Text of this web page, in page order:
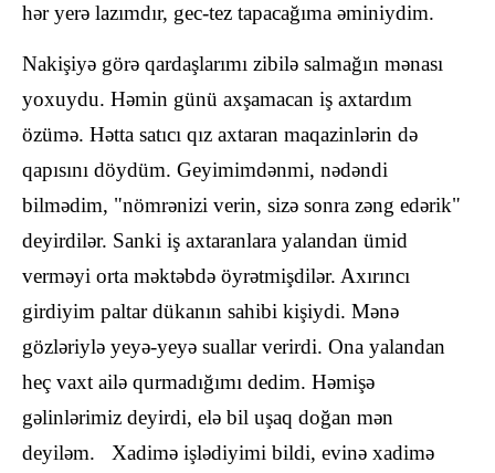
hər yerə lazımdır, gec-tez tapacağıma əminiydim.
Nakişiyə görə qardaşlarımı zibilə salmağın mənası
yoxuydu. Həmin günü axşamacan iş axtardım
özümə. Hətta satıcı qız axtaran maqazinlərin də
qapısını döydüm. Geyimimdənmi, nədəndi
bilmədim, "nömrənizi verin, sizə sonra zəng edərik"
deyirdilər. Sanki iş axtaranlara yalandan ümid
verməyi orta məktəbdə öyrətmişdilər. Axırıncı
girdiyim paltar dükanın sahibi kişiydi. Mənə
gözləriylə yeyə-yeyə suallar verirdi. Ona yalandan
heç vaxt ailə qurmadığımı dedim. Həmişə
gəlinlərimiz deyirdi, elə bil uşaq doğan mən
deyiləm. Xadimə işlədiyimi bildi, evinə xadimə